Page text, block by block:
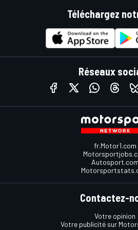
Téléchargez
Réseaux
fr.Motor1.com
Autosport.com
Contactez-
Votre opinion
Votre publicité sur